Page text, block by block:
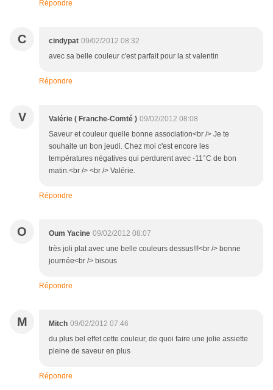
Répondre
C cindypat 09/02/2012 08:32
avec sa belle couleur c'est parfait pour la st valentin
Répondre
V Valérie ( Franche-Comté ) 09/02/2012 08:08
Saveur et couleur quelle bonne association<br /> Je te
souhaite un bon jeudi. Chez moi c'est encore les
températures négatives qui perdurent avec -11°C de bon
matin.<br /> <br /> Valérie.
Répondre
O Oum Yacine 09/02/2012 08:07
très joli plat avec une belle couleurs dessus!!!<br /> bonne
journée<br /> bisous
Répondre
M Mitch 09/02/2012 07:46
du plus bel effet cette couleur, de quoi faire une jolie assiette
pleine de saveur en plus
Répondre